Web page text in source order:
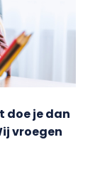
doe je dan
vroegen